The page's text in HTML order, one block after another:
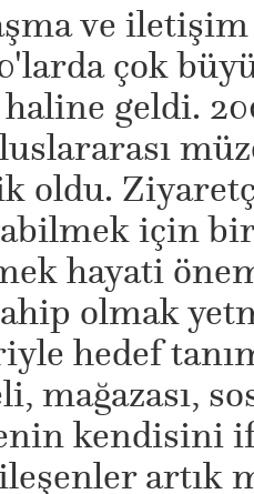
ve
çok
geldi.
oldu.
için
hayati
olmak
hedef
mağazası,
kendisini
artık